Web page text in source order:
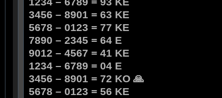
3456 – 8901 = 63 KE
5678 – 0123 = 77 KE
7890 – 2345 = 64 E
9012 – 4567 = 41 KE
1234 – 6789 = 04 E
3456 – 8901 = 72 KO 🙏
5678 – 0123 = 56 KE